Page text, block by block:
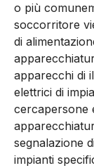
o più
soccorritore
di
apparecchi di
elettrici di
cercapersone
segnalazione
impianti